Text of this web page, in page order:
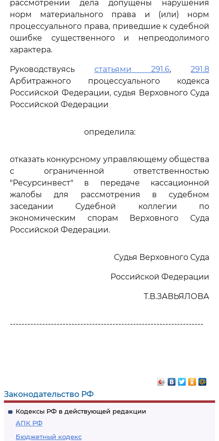
Законодательство РФ
Кодексы РФ в действующей редакции
АПК РФ
Бюджетный кодекс
рассмотрении дела допущены нарушения
норм материального права и (или) норм
процессуального права, приведшие к судебной
ошибке существенного и непреодолимого
характера.
Руководствуясь статьями 291.6, 291.8
Арбитражного процессуального кодекса
Российской Федерации, судья Верховного Суда
Российской Федерации
определила:
отказать конкурсному управляющему общества
с ограниченной ответственностью
"Ресурсинвест" в передаче кассационной
жалобы для рассмотрения в судебном
заседании Судебной коллегии по
экономическим спорам Верховного Суда
Российской Федерации.
Судья Верховного Суда
Российской Федерации
Т.В.ЗАВЬЯЛОВА
------------------------------------------------------------------